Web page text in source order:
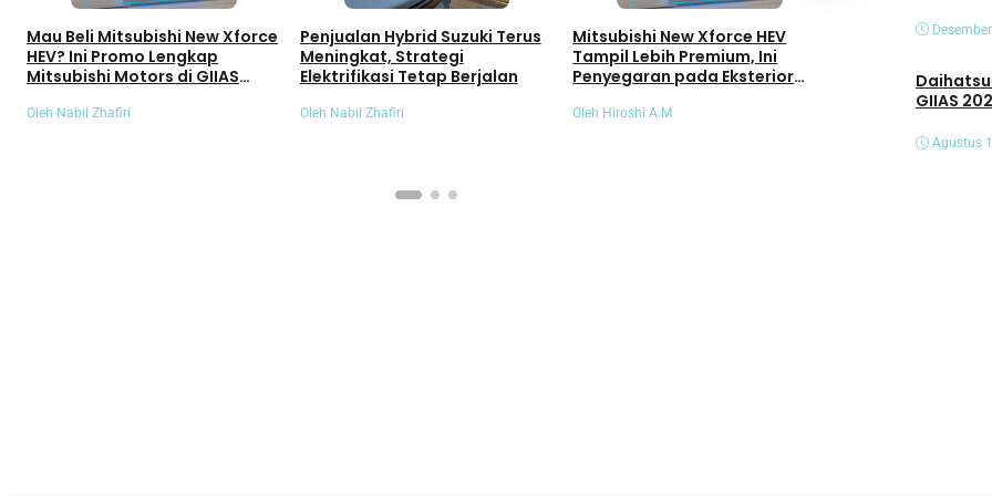
Mau Beli Mitsubishi New Xforce
HEV? Ini Promo Lengkap
Mitsubishi Motors di GIIAS
Oleh Nabil Zhafiri
Penjualan Hybrid Suzuki Terus
Meningkat, Strategi
Elektrifikasi Tetap Berjalan
Oleh Nabil Zhafiri
Mitsubishi New Xforce HEV
Tampil Lebih Premium, Ini
Penyegaran pada Eksterior
Oleh Hiroshi A.M
Mengenal
Mitsubishi New
Oleh Hiroshi A.M
Daihatsu
GIIAS
Agustus